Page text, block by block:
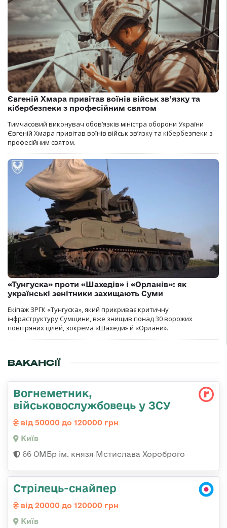
Євгеній Хмара привітав воїнів військ зв’язку та
кібербезпеки з професійним святом
Тимчасовий виконувач обов’язків міністра оборони України
Євгеній Хмара привітав воїнів військ зв’язку та кібербезпеки з
професійним святом.
«Тунгуска» проти «Шахедів» і «Орланів»: як
українські зенітники захищають Суми
Екіпаж ЗРГК «Тунгуска», який прикриває критичну
інфраструктуру Сумщини, вже знищив понад 30 ворожих
повітряних цілей, зокрема «Шахеди» й «Орлани».
ВАКАНСІЇ
Вогнеметник,
військовослужбовець у ЗСУ
від 50000 до 120000 грн
Київ
66 ОМБр ім. князя Мстислава Хороброго
Стрілець-снайпер
від 20000 до 120000 грн
Київ